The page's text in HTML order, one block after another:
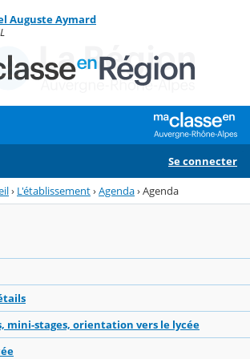
Auguste Aymard
Se connecter
› L'établissement›Agenda›Agenda
mini-stages, orientation vers le lycée